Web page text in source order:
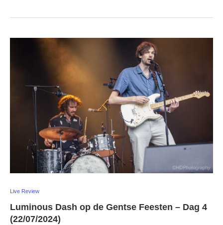
Live Review
Luminous Dash op de Gentse Feesten – Dag 4
(22/07/2024)